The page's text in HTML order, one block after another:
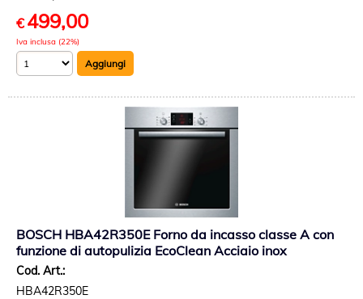
€ 499,00
Iva inclusa (22%)
BOSCH HBA42R350E Forno da incasso classe A con
funzione di autopulizia EcoClean Acciaio inox
Cod. Art.:
HBA42R350E